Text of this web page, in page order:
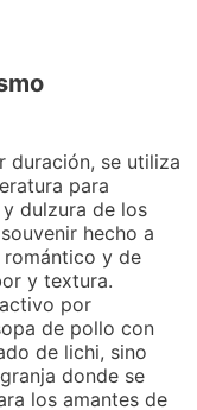
duración, se utiliza
para
dulzura de los
hecho a
y de
y textura.
por
de pollo con
de lichi, sino
donde se
los amantes de